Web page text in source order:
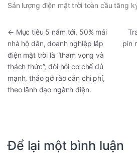
Sản lượng điện mặt trời toàn cầu tăng
← Mục tiêu 5 năm tới, 50% mái
nhà hộ dân, doanh nghiệp lắp
điện mặt trời là “tham vọng và
thách thức”, đòi hỏi cơ chế đủ
mạnh, tháo gỡ rào cản chi phí,
theo lãnh đạo ngành điện.
pin
Để lại một bình luận